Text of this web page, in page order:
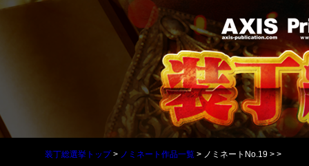
装丁総選挙トップ ノミネート作品一覧 ノミネートNo.19